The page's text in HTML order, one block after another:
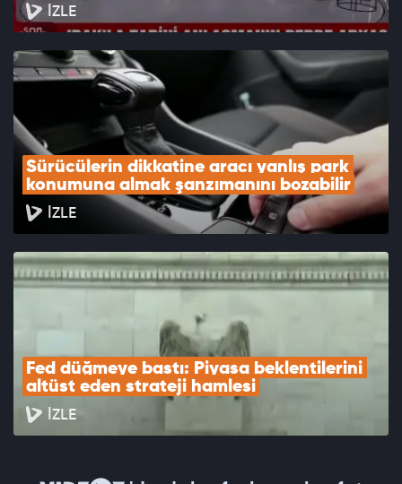
İZLE
Sürücülerin dikkatine aracı yanlış park
konumuna almak şanzımanını bozabilir
İZLE
Fed düğmeye bastı: Piyasa beklentilerini
altüst eden strateji hamlesi
İZLE